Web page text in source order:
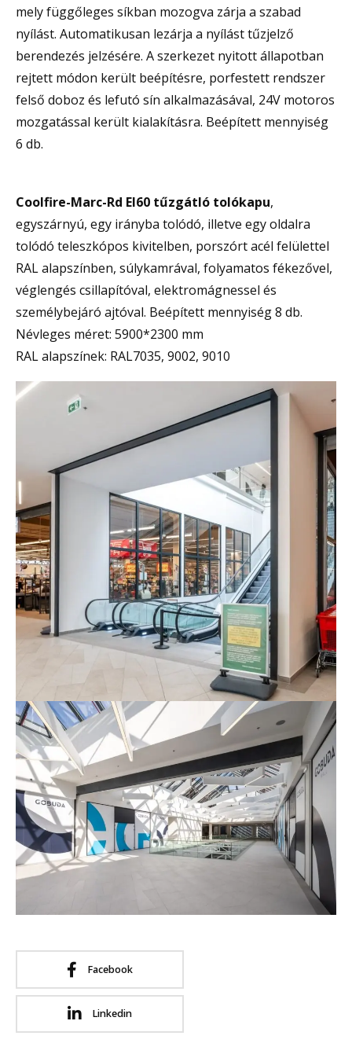
mely függőleges síkban mozogva zárja a szabad
nyílást. Automatikusan lezárja a nyílást tűzjelző
berendezés jelzésére. A szerkezet nyitott állapotban
rejtett módon került beépítésre, porfestett rendszer
felső doboz és lefutó sín alkalmazásával, 24V motoros
mozgatással került kialakításra. Beépített mennyiség
6 db.
Coolfire-Marc-Rd EI60 tűzgátló tolókapu,
egyszárnyú, egy irányba tolódó, illetve egy oldalra
tolódó teleszkópos kivitelben, porszórt acél felülettel
RAL alapszínben, súlykamrával, folyamatos fékezővel,
véglengés csillapítóval, elektromágnessel és
személybejáró ajtóval. Beépített mennyiség 8 db.
Névleges méret: 5900*2300 mm
RAL alapszínek: RAL7035, 9002, 9010
Facebook
Linkedin